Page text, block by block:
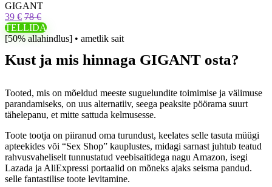
GIGANT
39 € 78 €
TELLIDA
[50% allahindlus] • ametlik sait
Kust ja mis hinnaga GIGANT osta?
Tooted, mis on mõeldud meeste suguelundite toimimise ja välimuse
parandamiseks, on uus alternatiiv, seega peaksite pöörama suurt
tähelepanu, et mitte sattuda kelmusesse.
Toote tootja on piiranud oma turundust, keelates selle tasuta müügi
apteekides või “Sex Shop” kauplustes, midagi sarnast juhtub teatud
rahvusvaheliselt tunnustatud veebisaitidega nagu Amazon, isegi
Lazada ja AliExpressi portaalid on mõneks ajaks seisma pandud.
selle fantastilise toote levitamine.